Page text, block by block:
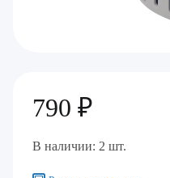
790 ₽
В наличии: 2 шт.